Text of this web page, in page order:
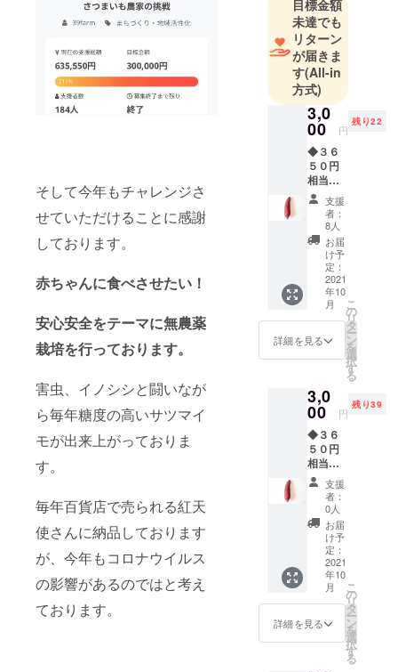
そして今年もチャレンジさ
せていただけることに感謝
しております。
赤ちゃんに食べさせたい！
安心安全をテーマに無農薬
栽培を行っております。
害虫、イノシシと闘いなが
ら毎年糖度の高いサツマイ
モが出来上がっておりま
す。
毎年百貨店で売られる紅天
使さんに納品しております
が、今年もコロナウイルス
の影響があるのではと考え
ております。
目標金額
未達でも
リターン
が届きま
す(All-in
方式)
3,0
00 円
残り22
◆３６
５０円
相当◆
追加販
売！！
お試し
感謝の
お手紙
とさつ
まいも
（紅は
るか）
を２キ
ロ送付
させて
いただ
す。 ※
送料込
み ※沖
縄、離
島は別
途500円
の費用
が掛か
りま
す。
支援
者：
8人
お届
け予
定：
2021
年10
月
詳細を見る
こ
の
リ
タ
ー
ン
を
選
択
す
る
3,0
00 円
残り39
◆３６
５０円
相当◆
追加販
売！！
お試し
感謝の
お手紙
とさつ
まいも
（紅は
るか）
を２キ
ロ送付
させて
いただ
支援
者：
0人
お届
け予
定：
2021
年10
月
詳細を見る
こ
の
リ
タ
ー
ン
を
選
択
す
る